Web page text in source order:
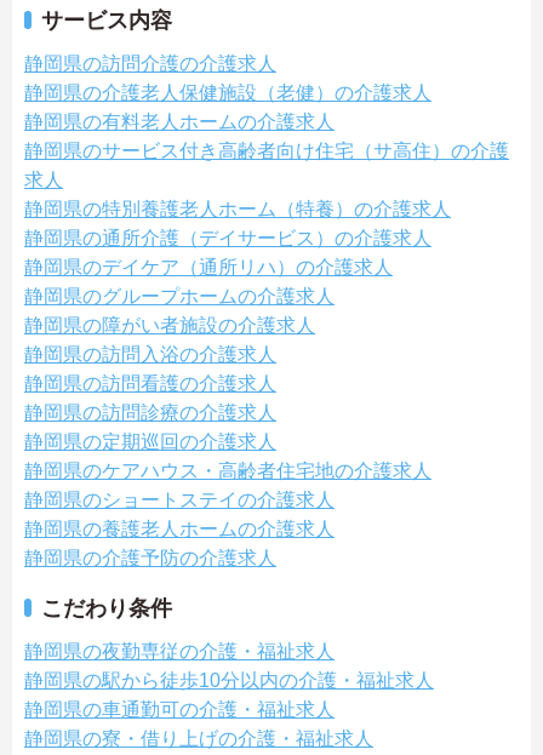
サービス内容
静岡県の訪問介護の介護求人
静岡県の介護老人保健施設（老健）の介護求人
静岡県の有料老人ホームの介護求人
静岡県のサービス付き高齢者向け住宅（サ高住）の介護
求人
静岡県の特別養護老人ホーム（特養）の介護求人
静岡県の通所介護（デイサービス）の介護求人
静岡県のデイケア（通所リハ）の介護求人
静岡県のグループホームの介護求人
静岡県の障がい者施設の介護求人
静岡県の訪問入浴の介護求人
静岡県の訪問看護の介護求人
静岡県の訪問診療の介護求人
静岡県の定期巡回の介護求人
静岡県のケアハウス・高齢者住宅地の介護求人
静岡県のショートステイの介護求人
静岡県の養護老人ホームの介護求人
静岡県の介護予防の介護求人
こだわり条件
静岡県の夜勤専従の介護・福祉求人
静岡県の駅から徒歩10分以内の介護・福祉求人
静岡県の車通勤可の介護・福祉求人
静岡県の寮・借り上げの介護・福祉求人